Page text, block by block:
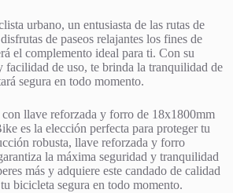
urbano, un entusiasta de las rutas de
de paseos relajantes los fines de
el complemento ideal para ti. Con su
facilidad de uso, te brinda la tranquilidad de
segura en todo momento.
llave reforzada y forro de 18x1800mm
es la elección perfecta para proteger tu
robusta, llave reforzada y forro
la máxima seguridad y tranquilidad
más y adquiere este candado de calidad
bicicleta segura en todo momento.